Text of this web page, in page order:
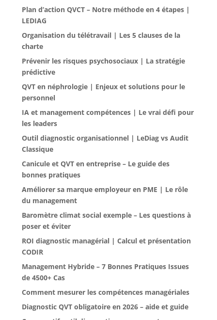
Plan d’action QVCT – Notre méthode en 4 étapes |
LEDIAG
Organisation du télétravail | Les 5 clauses de la
charte
Prévenir les risques psychosociaux | La stratégie
prédictive
QVT en néphrologie | Enjeux et solutions pour le
personnel
IA et management compétences | Le vrai défi pour
les leaders
Outil diagnostic organisationnel | LeDiag vs Audit
Classique
Canicule et QVT en entreprise – Le guide des
bonnes pratiques
Améliorer sa marque employeur en PME | Le rôle
du management
Baromètre climat social exemple – Les questions à
poser et éviter
ROI diagnostic managérial | Calcul et présentation
CODIR
Management Hybride – 7 Bonnes Pratiques Issues
de 4500+ Cas
Comment mesurer les compétences managériales
Diagnostic QVT obligatoire en 2026 – aide et guide